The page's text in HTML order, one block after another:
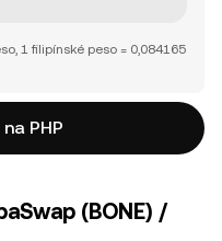
1 filipínské peso = 0,084165
PHP
(BONE) /